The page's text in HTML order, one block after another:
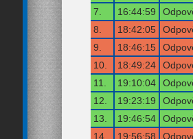
7.
16:44:59
8.
18:42:05
9.
18:46:15
10.
18:49:24
11.
19:10:04
12.
19:23:19
13.
19:46:54
14.
19:56:58